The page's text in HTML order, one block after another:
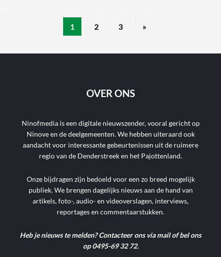
1 2 3 »
OVER ONS
Ninofmedia is een digitale nieuwszender, vooral gericht op
Ninove en de deelgemeenten. We hebben uiteraard ook
aandacht voor interessante gebeurtenissen uit de ruimere
regio van de Denderstreek en het Pajottenland.
Onze bijdragen zijn bedoeld voor een zo breed mogelijk
publiek. We brengen dagelijks nieuws aan de hand van
artikels, foto-, audio- en videoverslagen, interviews,
reportages en commentaarstukken.
Heb je nieuws te melden? Contacteer ons via mail of bel ons
op 0495-69 32 72.